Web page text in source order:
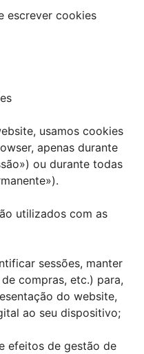
escrever cookies
usamos cookies
apenas durante
ou durante todas
utilizados com as
sessões, manter
compras, etc.) para,
do website,
ao seu dispositivo;
efeitos de gestão de